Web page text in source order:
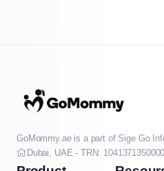
GoMommy.ae is a part of Sige Go
Dubai, UAE - TRN: